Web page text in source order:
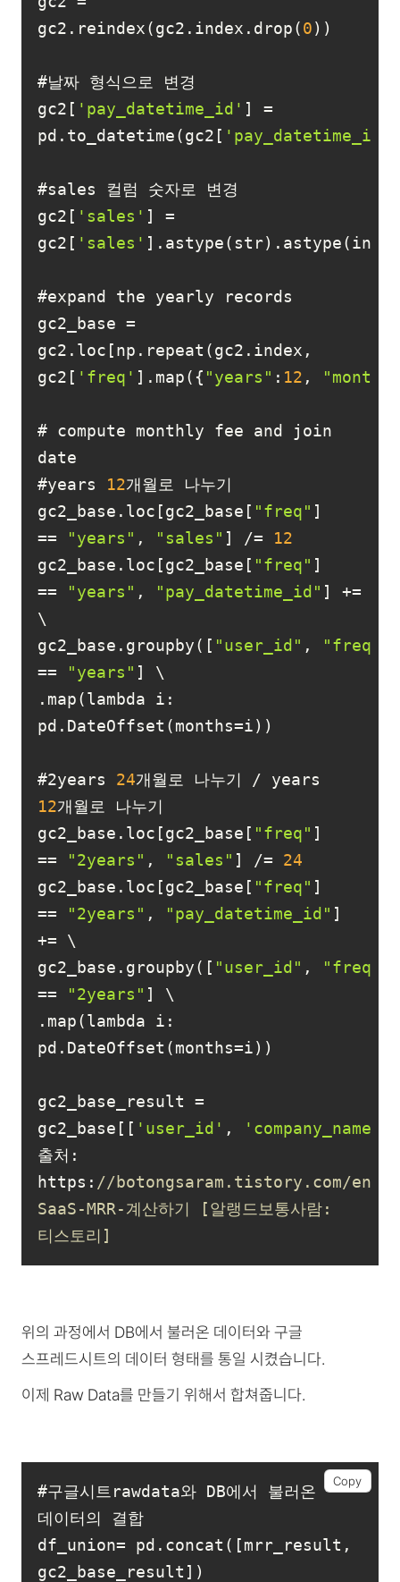
gc2.reindex(gc2.index.drop(0
gc2[ 'pay_datetime_id' ] =
pd.to_datetime(gc2[ 'pay_datetime_id'
gc2[ 'sales' ] =
gc2[ 'sales'
gc2_base =
gc2.loc[np.repeat(gc2.index,
gc2[ 'freq' ].map({ "years" : 12 , "months"
# compute monthly fee and join
#years 12
gc2_base.loc[gc2_base[ "freq" ]
==
"years" , "sales" ] /= 12
gc2_base.loc[gc2_base[ "freq" ]
==
"years" , "pay_datetime_id" ] +=
gc2_base.groupby([ "user_id" , "freq"
==
"years"
.map(lambda i:
#2years 24
12
gc2_base.loc[gc2_base[ "freq" ]
==
"2years" , "sales" ] /= 24
gc2_base.loc[gc2_base[ "freq" ]
==
"2years" , "pay_datetime_id" ]
gc2_base.groupby([ "user_id" , "freq"
==
"2years"
.map(lambda i:
gc2_base_result =
gc2_base[[ 'user_id' , 'company_name'
출처:
https: //botongsaram.tistory.com/
SaaS-MRR-계산하기 [알랭드보통사람:
티스토리]
위의 과정에서 DB에서 불러온 데이터와 구글
스프레드시트의 데이터 형태를 통일 시켰습니다.
이제 Raw Data를 만들기 위해서 합쳐줍니다.
#구글시트rawdata와 DB에서 불러온
df_union= pd.concat([mrr_result,
gc2_base_result])
Copy